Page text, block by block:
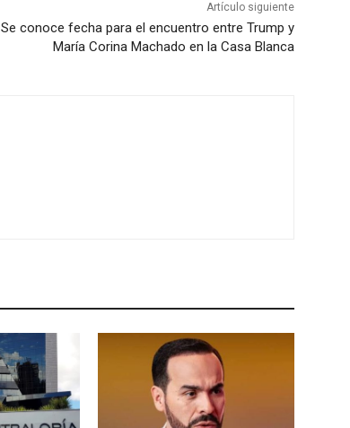
Artículo siguiente
Se conoce fecha para el encuentro entre Trump y
María Corina Machado en la Casa Blanca